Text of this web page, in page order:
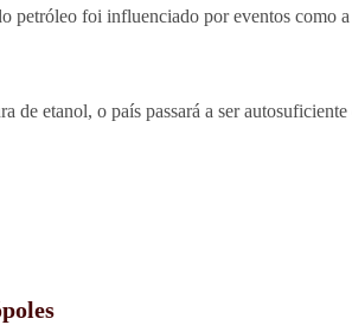
petróleo foi influenciado por eventos
etanol, o país passará a ser